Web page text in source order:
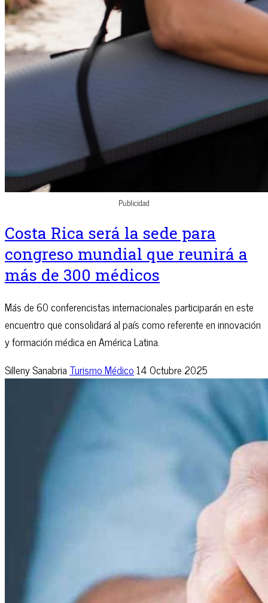
Publicidad
Costa Rica será la sede para
congreso mundial que reunirá a
más de 300 médicos
Más de 60 conferencistas internacionales participarán en este
encuentro que consolidará al país como referente en innovación
y formación médica en América Latina.
Silleny SanabriaTurismo Médico14 Octubre 2025